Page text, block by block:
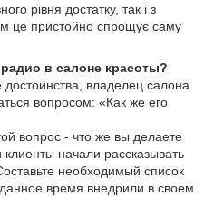
рівня достатку, так і з
це пристойно спрощує саму
в салоне красоты?
владелец салона
вопросом: «Как же его
вопрос - что же вы делаете
начали рассказывать
необходимый список
время внедрили в своем